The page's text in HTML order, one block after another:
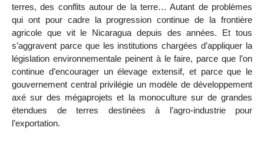
terres, des conflits autour de la terre… Autant de problèmes
qui ont pour cadre la progression continue de la frontière
agricole que vit le Nicaragua depuis des années. Et tous
s’aggravent parce que les institutions chargées d’appliquer la
législation environnementale peinent à le faire, parce que l’on
continue d’encourager un élevage extensif, et parce que le
gouvernement central privilégie un modèle de développement
axé sur des mégaprojets et la monoculture sur de grandes
étendues de terres destinées à l’agro-industrie pour
l’exportation.